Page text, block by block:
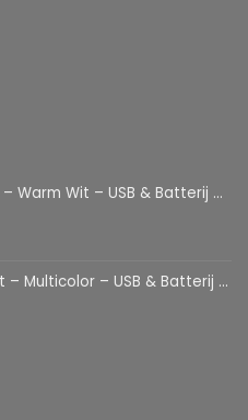
– Decoratieve Tafellamp voor Kinderkamer – 28,5 x 24,5 cm
Hartvormige Sfeerlamp – Kinderkamer & Slaapkamer – 25,2 x 23 cm